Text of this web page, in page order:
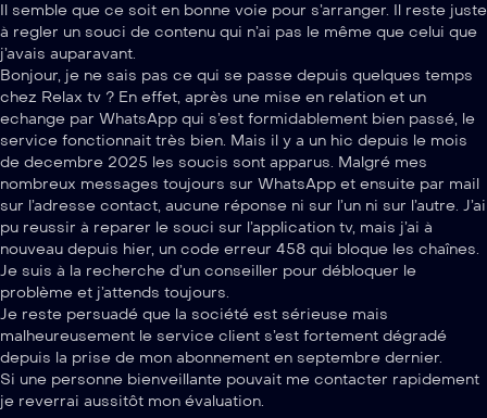
Il semble que ce soit en bonne voie pour s’arranger. Il reste juste
à regler un souci de contenu qui n’ai pas le même que celui que
j’avais auparavant.
Bonjour, je ne sais pas ce qui se passe depuis quelques temps
chez Relax tv ? En effet, après une mise en relation et un
echange par WhatsApp qui s’est formidablement bien passé, le
service fonctionnait très bien. Mais il y a un hic depuis le mois
de decembre 2025 les soucis sont apparus. Malgré mes
nombreux messages toujours sur WhatsApp et ensuite par mail
sur l’adresse contact, aucune réponse ni sur l’un ni sur l’autre. J’ai
pu reussir à reparer le souci sur l’application tv, mais j’ai à
nouveau depuis hier, un code erreur 458 qui bloque les chaînes.
Je suis à la recherche d’un conseiller pour débloquer le
problème et j’attends toujours.
Je reste persuadé que la société est sérieuse mais
malheureusement le service client s’est fortement dégradé
depuis la prise de mon abonnement en septembre dernier.
Si une personne bienveillante pouvait me contacter rapidement
je reverrai aussitôt mon évaluation.